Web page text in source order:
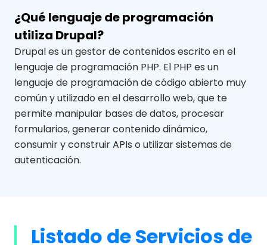
¿Qué lenguaje de programación
utiliza Drupal?
Drupal es un gestor de contenidos escrito en el
lenguaje de programación PHP. El PHP es un
lenguaje de programación de código abierto muy
común y utilizado en el desarrollo web, que te
permite manipular bases de datos, procesar
formularios, generar contenido dinámico,
consumir y construir APIs o utilizar sistemas de
autenticación.
Listado de Servicios de